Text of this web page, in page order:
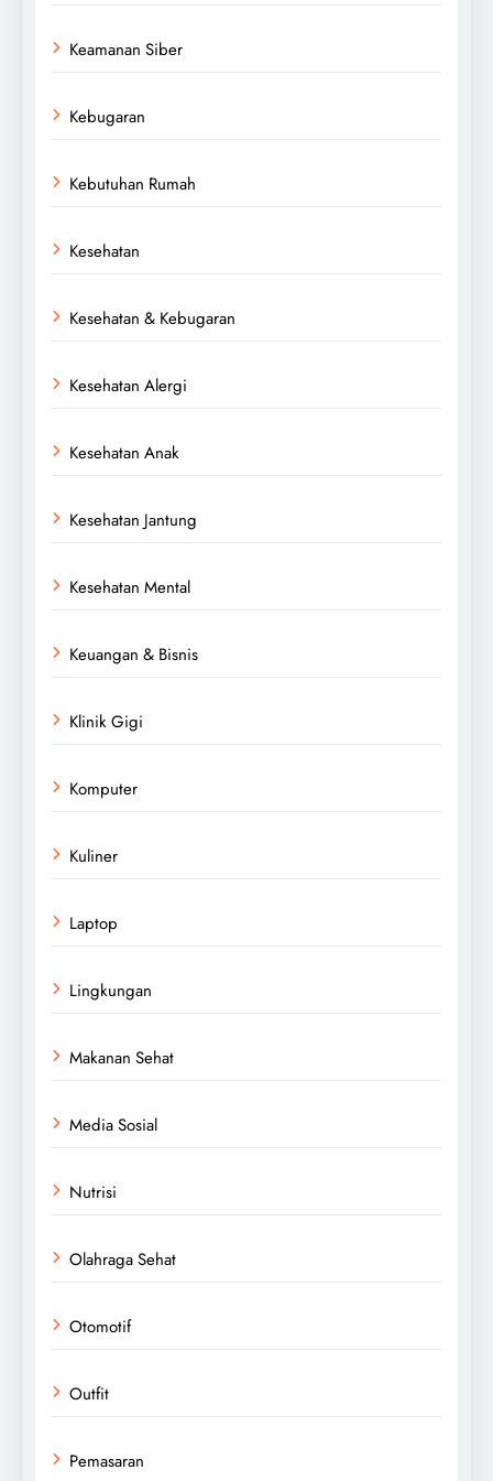
Keamanan Siber
Kebugaran
Kebutuhan Rumah
Kesehatan
Kesehatan & Kebugaran
Kesehatan Alergi
Kesehatan Anak
Kesehatan Jantung
Kesehatan Mental
Keuangan & Bisnis
Klinik Gigi
Komputer
Kuliner
Laptop
Lingkungan
Makanan Sehat
Media Sosial
Nutrisi
Olahraga Sehat
Otomotif
Outfit
Pemasaran